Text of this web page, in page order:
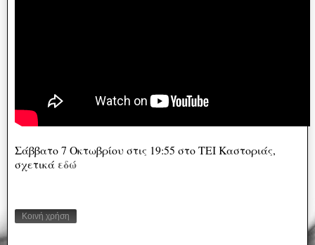
Σάββατο 7 Οκτωβρίου στις 19:55 στο ΤΕΙ Καστοριάς,
σχετικάεδώ
Κοινή χρήση